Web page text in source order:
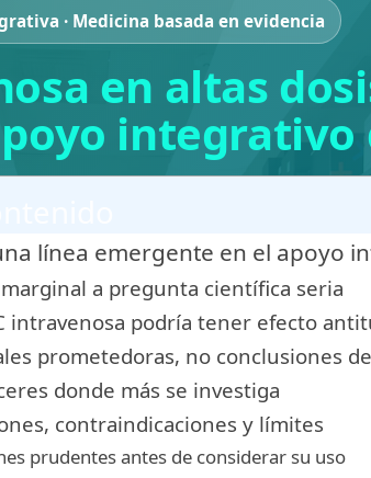
· Medicina basada en evidencia
en altas
integrativo
línea emergente en el apoyo
a pregunta científica seria
intravenosa podría tener efecto
prometedoras, no conclusiones
donde más se investiga
contraindicaciones y límites
prudentes antes de considerar su uso